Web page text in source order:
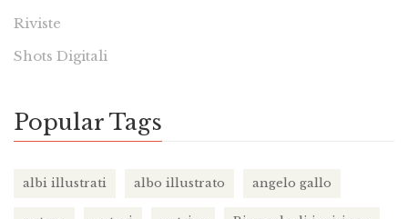
Riviste
Shots Digitali
Popular Tags
albi illustrati albo illustrato angelo gallo